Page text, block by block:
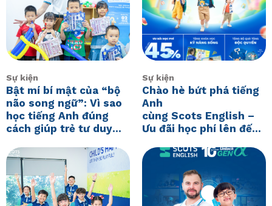
Sự kiện
Bật mí bí mật của “bộ
não song ngữ”: Vì sao
học tiếng Anh đúng
cách giúp trẻ tư duy
Sự kiện
Chào hè bứt phá tiếng
Anh
cùng Scots English –
Ưu đãi học phí lên đến